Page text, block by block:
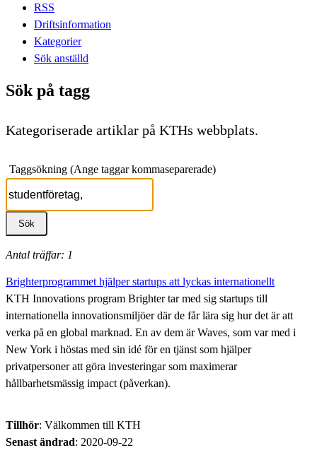
RSS
Driftsinformation
Kategorier
Sök anställd
Sök på tagg
Kategoriserade artiklar på KTHs webbplats.
Taggsökning (Ange taggar kommaseparerade)
Antal träffar: 1
Brighterprogrammet hjälper startups att lyckas internationellt
KTH Innovations program Brighter tar med sig startups till
internationella innovationsmiljöer där de får lära sig hur det är att
verka på en global marknad. En av dem är Waves, som var med i
New York i höstas med sin idé för en tjänst som hjälper
privatpersoner att göra investeringar som maximerar
hållbarhetsmässig impact (påverkan).
Tillhör: Välkommen till KTH
Senast ändrad: 2020-09-22